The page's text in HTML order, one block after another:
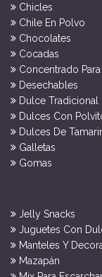
Chicles
Chile En Polvo
Chocolates
Cocadas
Concentrado
Desechables
Dulce Tradicional
Dulces Con
Dulces De
Galletas
Gomas
Jelly Snacks
Juguetes Con
Manteles Y
Mazapán